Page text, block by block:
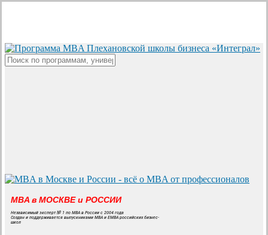
content
MBA в МОСКВЕ и РОССИИ
Независимый эксперт № 1 по MBA в России с 2004 года
Создан и поддерживается выпускниками MBA и EMBA российских бизнес-
школ